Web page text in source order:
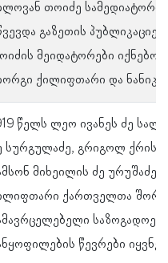
თოიძე
გაზეთის
მეიდატორები
ქილიფთარი და ნანიკო
წელს ლეო ივანეს ძე
სურგულაძე, გრიგოლ
მიხეილის ძე ურუშაძე
ქართველთა
წევრები